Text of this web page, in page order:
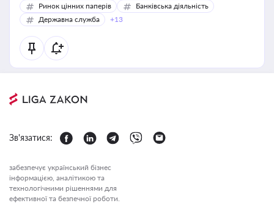
Ринок цінних паперів
Банківська діяльність
Державна служба
+13
Зв'язатися:
забезпечує український бізнес
інформацією, аналітикою та
технологічними рішеннями для
ефективної та безпечної роботи.